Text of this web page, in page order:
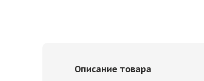
Описание товара